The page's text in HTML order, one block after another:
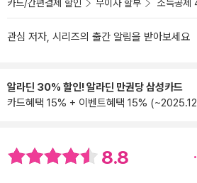
카드/간편결제 할인 무이자 할부 소득공제
관심 저자, 시리즈의 출간 알림을 받아보세요
알라딘 30% 할인! 알라딘 만권당 삼성카드
카드혜택 15% + 이벤트혜택 15%
8.8